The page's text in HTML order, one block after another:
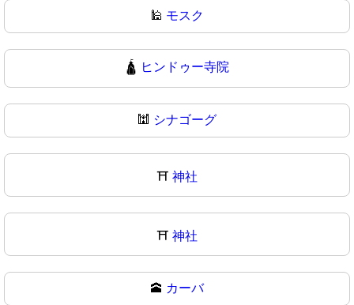
🕌 モスク
🛕 ヒンドゥー寺院
🕍 シナゴーグ
⛩️ 神社
⛩ 神社
🕋 カーバ